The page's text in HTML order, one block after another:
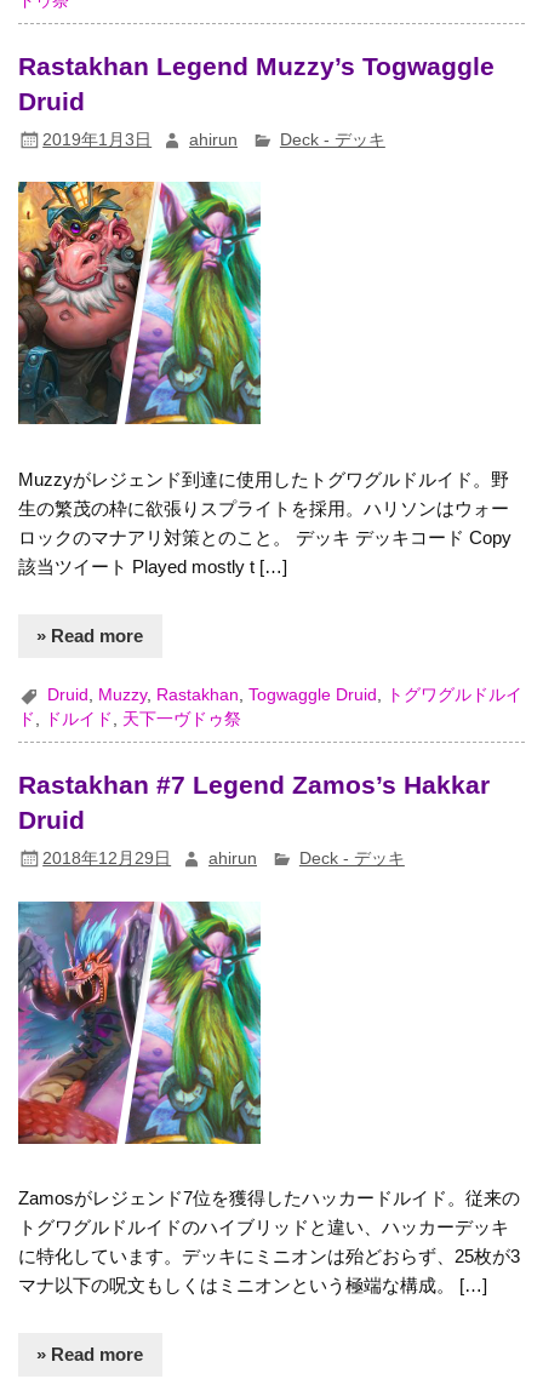
Rastakhan Legend Muzzy’s Togwaggle
Druid
2019年1月3日 ahirun Deck - デッキ
Muzzyがレジェンド到達に使用したトグワグルドルイド。野
生の繁茂の枠に欲張りスプライトを採用。ハリソンはウォー
ロックのマナアリ対策とのこと。 デッキ デッキコード Copy
該当ツイート Played mostly t […]
» Read more
Druid Muzzy, Rastakhan ,Togwaggle Druid
トグワグルドルイ
ド , ドルイド , 天下一ヴドゥ祭
Rastakhan #7 Legend Zamos’s Hakkar
Druid
2018年12月29日 ahirun Deck - デッキ
Zamosがレジェンド7位を獲得したハッカードルイド。従来の
トグワグルドルイドのハイブリッドと違い、ハッカーデッキ
に特化しています。デッキにミニオンは殆どおらず、25枚が3
マナ以下の呪文もしくはミニオンという極端な構成。 […]
» Read more